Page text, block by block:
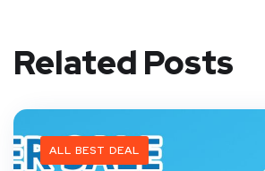
Related Posts
ALL BEST DEAL